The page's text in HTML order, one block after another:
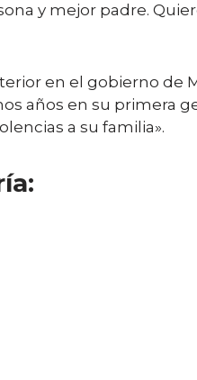
y mejor padre.
en el gobierno
años en su primera
a su familia».